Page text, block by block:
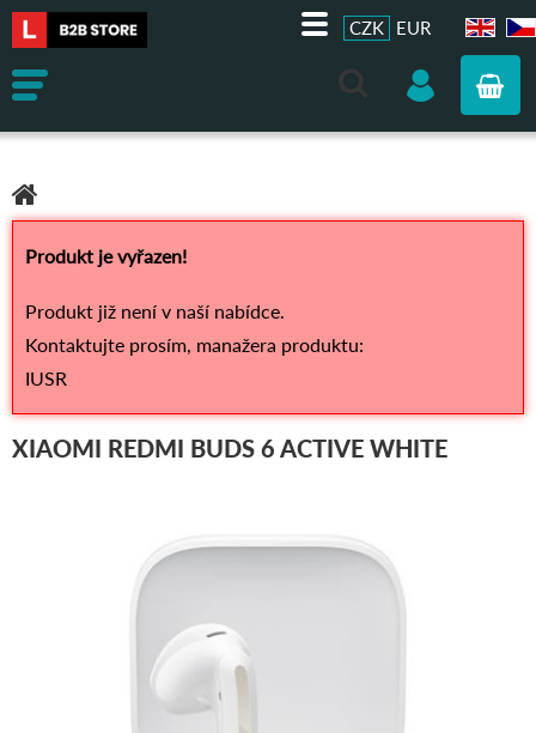
EN CZ
CZK EUR
Produkt je vyřazen!
Produkt již není v naší nabídce.
Kontaktujte prosím, manažera produktu:
IUSR
XIAOMI REDMI BUDS 6 ACTIVE WHITE